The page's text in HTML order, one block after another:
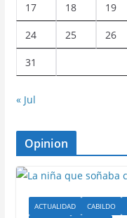
17 18 19
24 25 26
31
« Jul
Opinion
ACTUALIDAD CABILDO